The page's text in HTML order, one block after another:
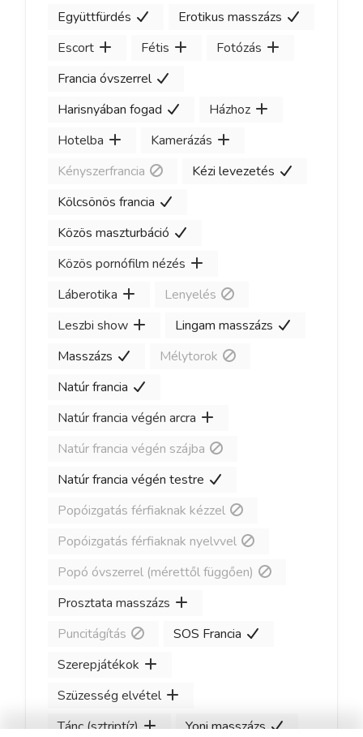
Együttfürdés
Erotikus masszázs
Escort
Fétis
Fotózás
Francia óvszerrel
Harisnyában fogad
Házhoz
Hotelba
Kamerázás
Kényszerfrancia
Kézi levezetés
Kölcsönös francia
Közös maszturbáció
Közös pornófilm nézés
Láberotika
Lenyelés
Leszbi show
Lingam masszázs
Masszázs
Mélytorok
Natúr francia
Natúr francia végén arcra
Natúr francia végén szájba
Natúr francia végén testre
Popóizgatás férfiaknak kézzel
Popóizgatás férfiaknak nyelvvel
Popó óvszerrel (mérettől függően)
Prosztata masszázs
Puncitágítás
SOS Francia
Szerepjátékok
Szüzesség elvétel
Tánc (sztriptíz)
Yoni masszázs